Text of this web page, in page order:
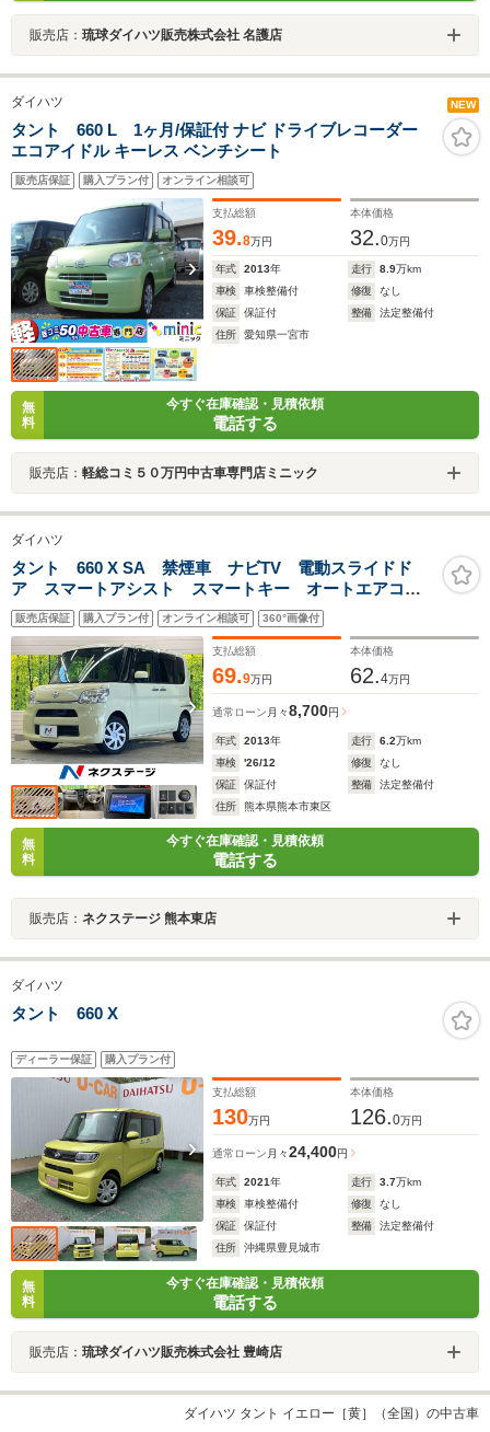
販売店： 琉球ダイハツ販売株式会社 名護店
ダイハツ NEW
タント 660 L 1ヶ月/保証付 ナビ ドライブレコーダー
エコアイドル キーレス ベンチシート
販売店保証 購入プラン付 オンライン相談可
支払総額
39.8万円
本体価格
32.0万円
年式 2013年 走行 8.9万km
車検
車検整備付 修復
なし
保証
保証付 整備
法定整備付
住所
愛知県一宮市
無
料
今すぐ在庫確認・見積依頼
電話する
販売店： 軽総コミ５０万円中古車専門店ミニック
ダイハツ
タント 660 X SA 禁煙車 ナビTV 電動スライドド
ア スマートアシスト スマートキー オートエアコ
ン ETC ドライブレコーダー オートライト 後席サ
ンシェード 電動格納ドアミラー CD再生
販売店保証 購入プラン付 オンライン相談可 360°画像付
支払総額
69.9万円
本体価格
62.4万円
通常ローン 月々8,700円
年式 2013年 走行 6.2万km
車検
'26/12 修復
なし
保証
保証付 整備
法定整備付
住所
熊本県熊本市東区
無
料
今すぐ在庫確認・見積依頼
電話する
販売店： ネクステージ 熊本東店
ダイハツ
タント 660 X
ディーラー保証 購入プラン付
支払総額
130万円
本体価格
126.0万円
通常ローン 月々24,400円
年式 2021年 走行 3.7万km
車検
車検整備付 修復
なし
保証
保証付 整備
法定整備付
住所
沖縄県豊見城市
無
料
今すぐ在庫確認・見積依頼
電話する
販売店： 琉球ダイハツ販売株式会社 豊崎店
ダイハツ タント イエロー［黄］（全国）の中古車